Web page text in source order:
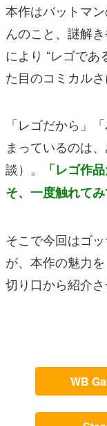
本作はバットマ
んのこと、謎解
により “レゴであ
た目のコミカル
「レゴだから」
まっているのは
談）。
「レゴ作
そ、一度触れて
そこで今回はゴ
が、本作の魅力
切り口から紹介さ
WB